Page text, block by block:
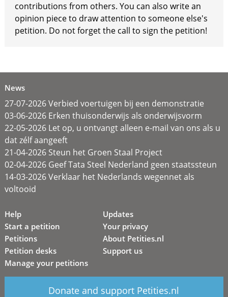
contributions from others. You can also write an
opinion piece to draw attention to someone else's
petition. Do not forget the call to sign the petition!
News
27-07-2026 Verbied voertuigen bij een demonstratie
03-06-2026 Erken thuisonderwijs als onderwijsvorm
22-05-2026 Let op, u ontvangt alleen e-mail van ons als u
dat zélf aangeeft
21-04-2026 Steun het Groen Staal Project
02-04-2026 Geef Tata Steel Nederland geen staatssteun
14-03-2026 Verklaar het Nederlands wegennet als
voltooid
Help
Start a petition
Petitions
Petition desks
Manage your petitions
Updates
Your privacy
About Petities.nl
Support us
Donate and support Petities.nl